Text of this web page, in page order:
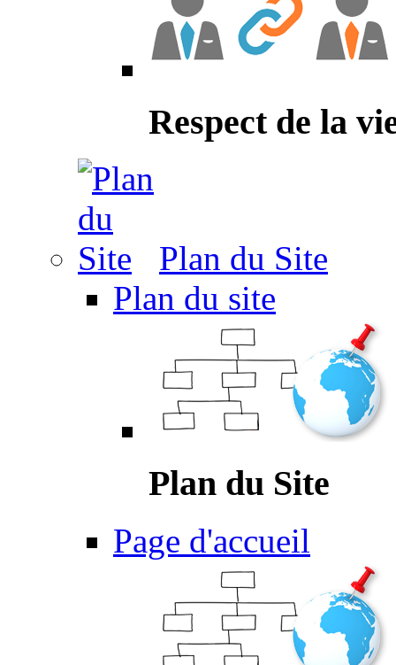
Respect de la
Plan du Site
Plan du site
Plan du Site
Page d'accueil